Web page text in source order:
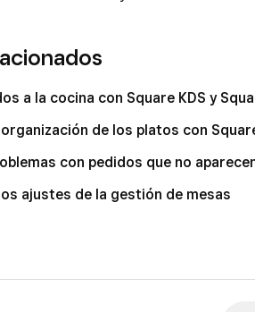
a la cocina con Square KDS y
de los platos con
con pedidos que no
ajustes de la gestión de mesas